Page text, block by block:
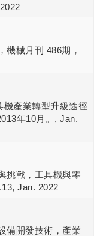
機械月刊 486期，
產業轉型升級途徑
年10月。, Jan.
挑戰，工具機與零
Jan. 2022
備開發技術，產業